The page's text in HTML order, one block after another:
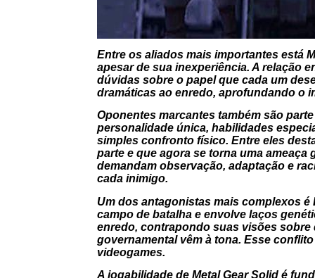
Entre os aliados mais importantes está
apesar de sua inexperiência. A relação
dúvidas sobre o papel que cada um
dramáticas ao enredo, aprofundando o
Oponentes marcantes também são
personalidade única, habilidades
simples confronto físico. Entre eles
parte e que agora se torna uma
demandam observação, adaptação e
cada inimigo.
Um dos antagonistas mais complexos
campo de batalha e envolve laços
enredo, contrapondo suas visões
governamental vêm à tona. Esse
videogames.
A jogabilidade de Metal Gear Solid é